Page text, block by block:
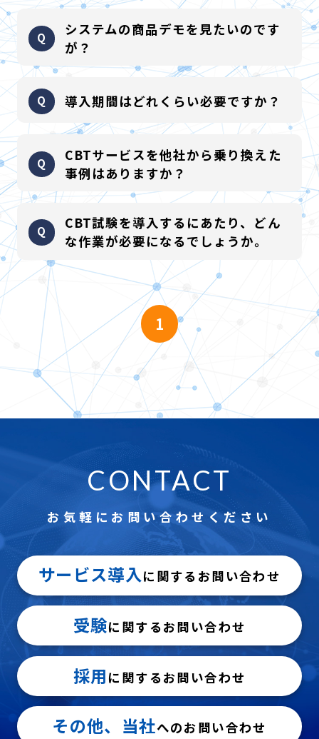
弊社はCBTだけでなく、紙試験運営も多数行っているため、試
験運営のポイントや主催者の課題を詳細に把握しております。
また、通常のシステム開発会社では、試験運営自体の把握が困
難なため、最適な提案が出来ず、開発費も高額になる傾向が高
いですが、弊社は自社での試験運営経験を踏まえ、多数のシス
テムモジュールをすでに開発しているため、最適な提案に加
え、安価で実績のあるシステム提供が可能です。
特に当社では、試験主催者様に専用の管理画面を提供してお
り、申込データやファイナンス管理、合格者管理などをデイリ
ーで検索したり、データをcsvデータで取得したりすることが可
能です。そのため主催者様にて別途、合格者管理システム等を
作る必要がなく当社システムにて一元管理・利用することが可
能となります。
更に、IRTなどによる問題の統計分析サービスや、合格証や認
定カードなどの作成や付随するシステムなどの開発も提供可能
ですので、総合的に貴社の試験を支援することが可能です。
メーカー様や 医薬関連メーカー様等、幅広く導入頂いておりま
す。
また、大企業の社内昇格試験等のクローズドな試験でもご活用
頂いております。
システムの商品デモを見たいのです
が？
各サービス全て可能です。お気軽に営業までお問合せくださ
い。
導入期間はどれくらい必要ですか？
可能です。
ございますが、過去の事例から3ヶ月以内には、ほぼ導入が完了
している場合が殆どです。
CBTサービスを他社から乗り換えた
事例はありますか？
当社に移行後、収益性が大きく改善された主催者もございま
移行計画～スケジュールまで最適な形でご提案させて頂きます
ので、ご安心下さい。
実際に当社に移行した団体様が 事例紹介に載っておりますの
で、是非ご参照ください。
CBT試験を導入するにあたり、どん
な作業が必要になるでしょうか。
お客様に対応頂く作業は、以下３点を想定しております。
①試験仕様提示（問題数、試験時間、出題形式etc）
②弊社規定のexcelフォーマットへの試験問題記入
③登録後のレビュー
CBTシステムに登録する問題数の目安は、出題数の約3倍程度
をご用意頂いております。
https://cbt-s.com/service/cbt.html
1
CONTACT
お気軽にお問い合わせください
サービス導入に関するお問い合わせ
受験に関するお問い合わせ
採用 に関するお問い合わせ
その他、当社へのお問い合わせ